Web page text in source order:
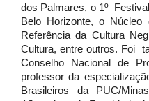
dos Palmares, o 1º
Belo Horizonte, o Núcleo
Referência da Cultura
Cultura, entre outros. Foi
Conselho Nacional de
professor da
Brasileiros da PUC/